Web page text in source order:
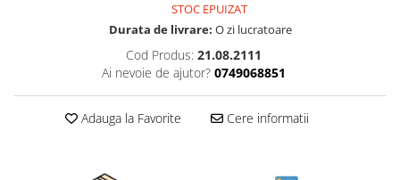
STOC EPUIZAT
Durata de livrare: O zi lucratoare
Cod Produs: 21.08.2111
Ai nevoie de ajutor? 0749068851
Adauga la Favorite Cere informatii